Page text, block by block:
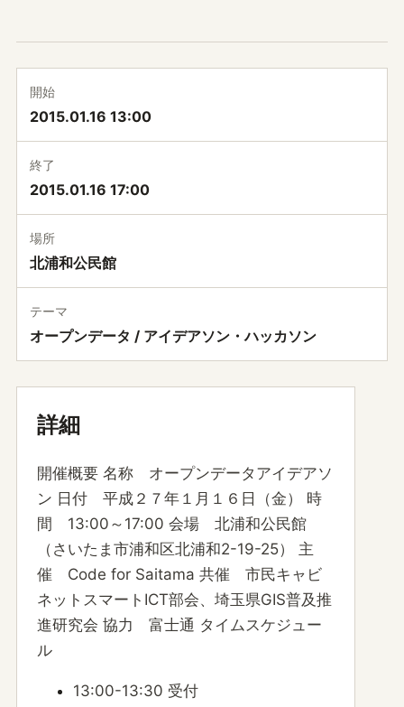
開始
2015.01.16 13:00
終了
2015.01.16 17:00
場所
北浦和公民館
テーマ
オープンデータ / アイデアソン・ハッカソン
詳細
開催概要 名称 オープンデータアイデアソ
ン 日付 平成２７年１月１６日（金） 時
間 13:00～17:00 会場 北浦和公民館
（さいたま市浦和区北浦和2-19-25） 主
催 Code for Saitama 共催 市民キャビ
ネットスマートICT部会、埼玉県GIS普及推
進研究会 協力 富士通 タイムスケジュー
ル
13:00-13:30 受付